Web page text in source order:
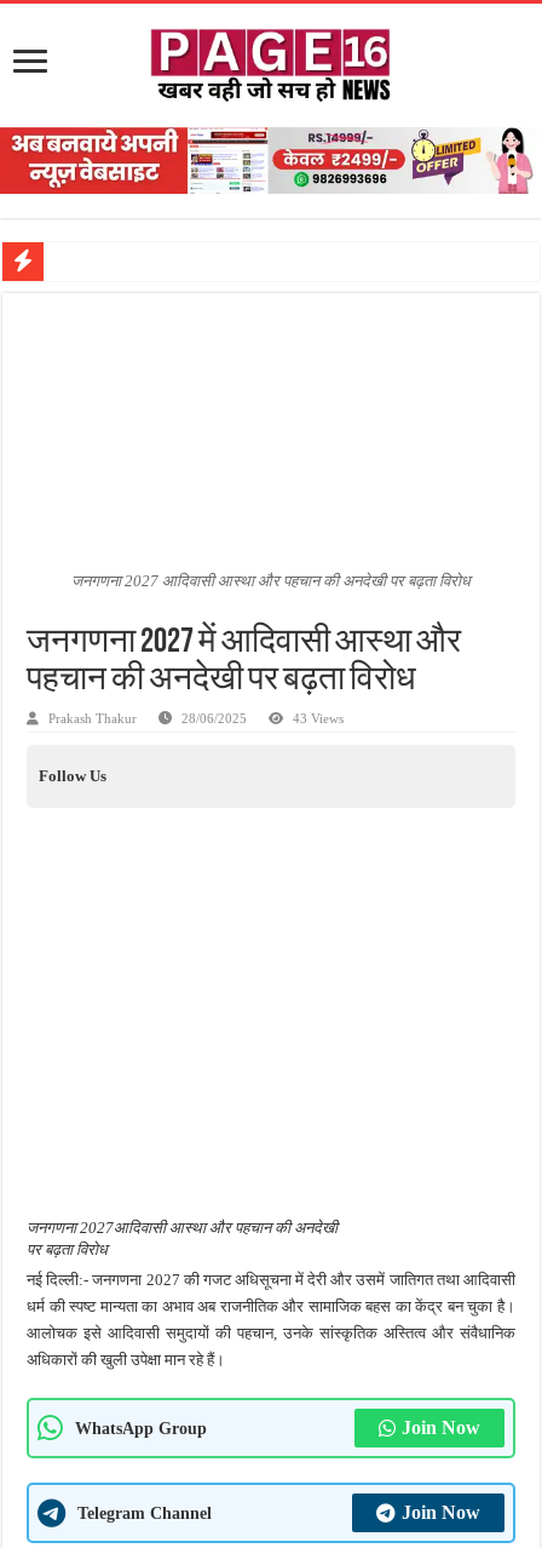
जन सहयोग और पूर्व सैनिकों ने चलाया दूध नदी स्वच्छता अभियान, भारी मात्रा में कचरा हटाया
चिल्ड्रन्स पार्क के जीर्णोद्धार के लिए आगे आई ‘जन सहयोग’, स्वच्छता अभियान से बदली तस्वीर
जनगणना 2027 आदिवासी आस्था और पहचान की अनदेखी पर बढ़ता विरोध
जनगणना 2027 में आदिवासी आस्था और
पहचान की अनदेखी पर बढ़ता विरोध
Prakash Thakur 28/06/2025 43 Views
Follow Us
जनगणना 2027आदिवासी आस्था और पहचान की अनदेखी
पर बढ़ता विरोध
नई दिल्ली:- जनगणना 2027 की गजट अधिसूचना में देरी और उसमें जातिगत तथा आदिवासी
धर्म की स्पष्ट मान्यता का अभाव अब राजनीतिक और सामाजिक बहस का केंद्र बन चुका है।
आलोचक इसे आदिवासी समुदायों की पहचान, उनके सांस्कृतिक अस्तित्व और संवैधानिक
अधिकारों की खुली उपेक्षा मान रहे हैं।
WhatsApp Group Join Now
Telegram Channel Join Now